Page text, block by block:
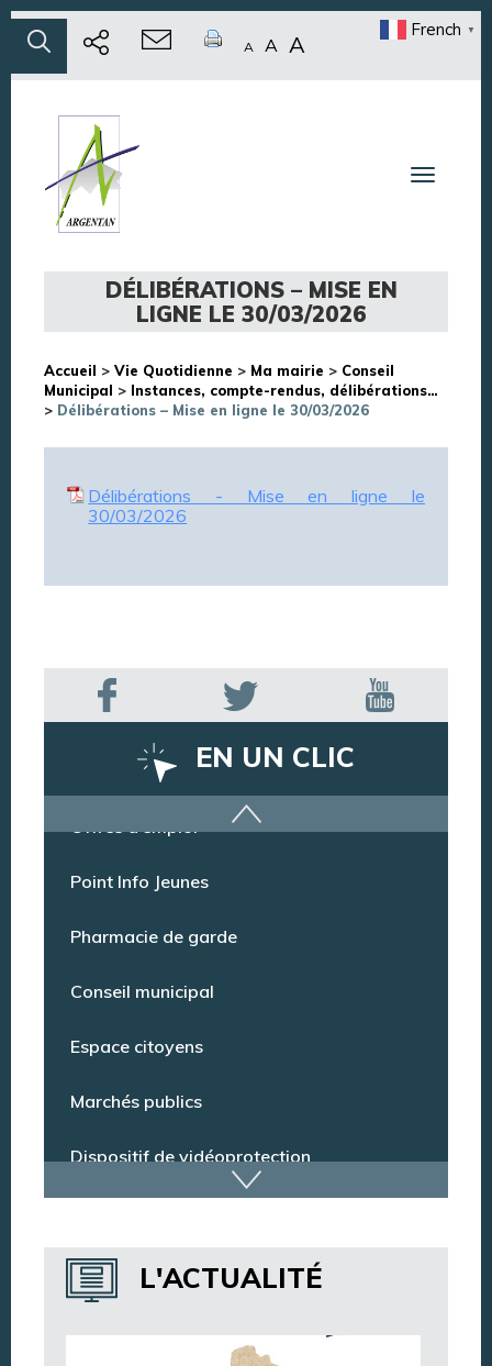
A A A
French ▼
Toggle
DÉLIBÉRATIONS – MISE EN
LIGNE LE 30/03/2026
Accueil > Vie Quotidienne > Ma mairie > Conseil
Municipal > Instances, compte-rendus, délibérations…
> Délibérations – Mise en ligne le 30/03/2026
Délibérations - Mise en ligne le
30/03/2026
EN UN CLIC
Dispositif de vidéoprotection
Annuaire des services
Annuaire des associations
Argentan Aujourd’hui
L'ACTUALITÉ